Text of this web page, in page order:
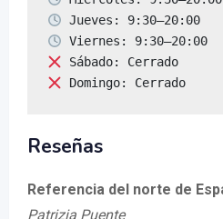
Domingo: Cerrado
Reseñas
Referencia del norte de
Patrizia Puente